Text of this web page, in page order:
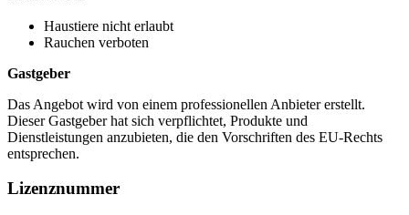
Haustiere nicht erlaubt
Rauchen verboten
Gastgeber
Das Angebot wird von einem professionellen Anbieter erstellt.
Dieser Gastgeber hat sich verpflichtet, Produkte und
Dienstleistungen anzubieten, die den Vorschriften des EU-Rechts
entsprechen.
Lizenznummer